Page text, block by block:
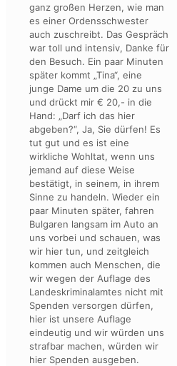
ganz großen Herzen, wie man
es einer Ordensschwester
auch zuschreibt. Das Gespräch
war toll und intensiv, Danke für
den Besuch. Ein paar Minuten
später kommt „Tina“, eine
junge Dame um die 20 zu uns
und drückt mir € 20,- in die
Hand: „Darf ich das hier
abgeben?“, Ja, Sie dürfen! Es
tut gut und es ist eine
wirkliche Wohltat, wenn uns
jemand auf diese Weise
bestätigt, in seinem, in ihrem
Sinne zu handeln. Wieder ein
paar Minuten später, fahren
Bulgaren langsam im Auto an
uns vorbei und schauen, was
wir hier tun, und zeitgleich
kommen auch Menschen, die
wir wegen der Auflage des
Landeskriminalamtes nicht mit
Spenden versorgen dürfen,
hier ist unsere Auflage
eindeutig und wir würden uns
strafbar machen, würden wir
hier Spenden ausgeben.